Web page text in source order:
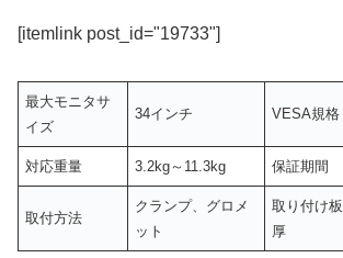
[itemlink post_id="19733"]
最大モニタサ
イズ
34インチ VESA規格
対応重量 3.2kg～11.3kg 保証期間
取付方法
クランプ、グロメ
ット
取り付け板
厚